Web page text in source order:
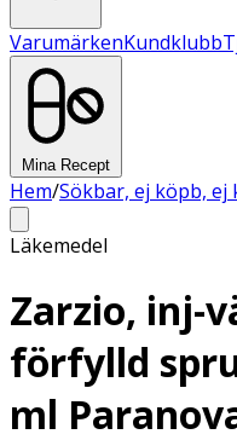
VarumärkenKundklubb
Mina Recept
Hem/Sökbar, ej köpb, ej
Läkemedel
Zarzio, inj-
förfylld
ml